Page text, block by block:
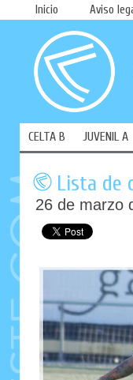
Inicio Aviso
CELTA B JUVENIL A
Lista de
26 de marzo